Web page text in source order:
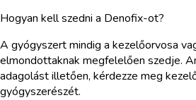
Hogyan kell szedni a Denofix-ot?
A gyógyszert mindig a kezelőorvosa
elmondottaknak megfelelően szedje.
adagolást illetően, kérdezze meg
gyógyszerészét.